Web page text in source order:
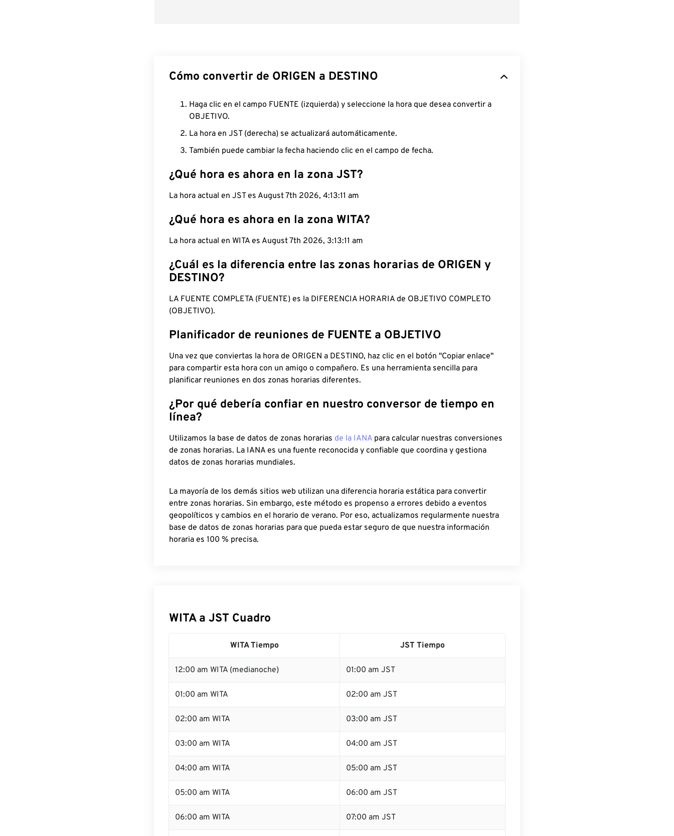
Cómo convertir de ORIGEN a DESTINO
Haga clic en el campo FUENTE (izquierda) y seleccione la hora que desea convertir a
OBJETIVO.
La hora en JST (derecha) se actualizará automáticamente.
También puede cambiar la fecha haciendo clic en el campo de fecha.
¿Qué hora es ahora en la zona JST?
La hora actual en JST es August 7th 2026, 4:13:12 am
¿Qué hora es ahora en la zona WITA?
La hora actual en WITA es August 7th 2026, 3:13:12 am
¿Cuál es la diferencia entre las zonas horarias de ORIGEN y
DESTINO?
LA FUENTE COMPLETA (FUENTE) es la DIFERENCIA HORARIA de OBJETIVO COMPLETO
(OBJETIVO).
Planificador de reuniones de FUENTE a OBJETIVO
Una vez que conviertas la hora de ORIGEN a DESTINO, haz clic en el botón "Copiar enlace"
para compartir esta hora con un amigo o compañero. Es una herramienta sencilla para
planificar reuniones en dos zonas horarias diferentes.
¿Por qué debería confiar en nuestro conversor de tiempo en
línea?
Utilizamos la base de datos de zonas horarias de la IANA para calcular nuestras conversiones
de zonas horarias. La IANA es una fuente reconocida y confiable que coordina y gestiona
datos de zonas horarias mundiales.
La mayoría de los demás sitios web utilizan una diferencia horaria estática para convertir
entre zonas horarias. Sin embargo, este método es propenso a errores debido a eventos
geopolíticos y cambios en el horario de verano. Por eso, actualizamos regularmente nuestra
base de datos de zonas horarias para que pueda estar seguro de que nuestra información
horaria es 100 % precisa.
WITA a JST Cuadro
WITA Tiempo JST Tiempo
12:00 am WITA (medianoche) 01:00 am JST
01:00 am WITA 02:00 am JST
02:00 am WITA 03:00 am JST
03:00 am WITA 04:00 am JST
04:00 am WITA 05:00 am JST
05:00 am WITA 06:00 am JST
06:00 am WITA 07:00 am JST